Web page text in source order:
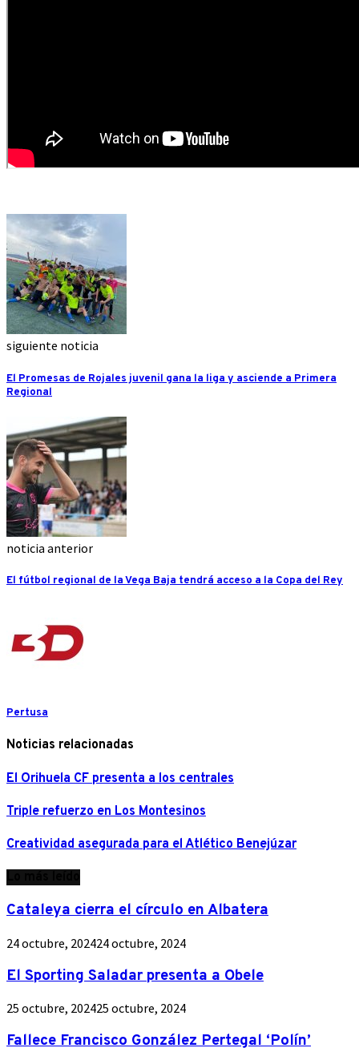
siguiente noticia
El Promesas de Rojales juvenil gana la liga y asciende a Primera
Regional
noticia anterior
El fútbol regional de la Vega Baja tendrá acceso a la Copa del Rey
Pertusa
Noticias relacionadas
El Orihuela CF presenta a los centrales
Triple refuerzo en Los Montesinos
Creatividad asegurada para el Atlético Benejúzar
Cataleya cierra el círculo en Albatera
24 octubre, 202424 octubre, 2024
El Sporting Saladar presenta a Obele
25 octubre, 202425 octubre, 2024
Fallece Francisco González Pertegal ‘Polín’